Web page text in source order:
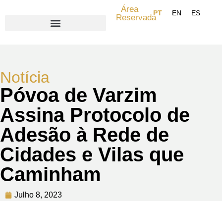
Área
Reservada
Notícia
Póvoa de Varzim
Assina Protocolo de
Adesão à Rede de
Cidades e Vilas que
Caminham
Julho 8, 2023